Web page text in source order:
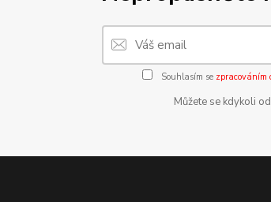
Souhlasím se zpracováním
Můžete se kdykoli